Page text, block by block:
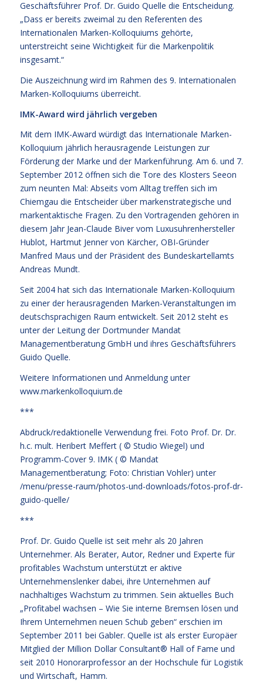
Geschäftsführer Prof. Dr. Guido Quelle die Entscheidung.
„Dass er bereits zweimal zu den Referenten des
Internationalen Marken-Kolloquiums gehörte,
unterstreicht seine Wichtigkeit für die Markenpolitik
insgesamt.“
Die Auszeichnung wird im Rahmen des 9. Internationalen
Marken-Kolloquiums überreicht.
IMK-Award wird jährlich vergeben
Mit dem IMK-Award würdigt das Internationale Marken-
Kolloquium jährlich herausragende Leistungen zur
Förderung der Marke und der Markenführung. Am 6. und 7.
September 2012 öffnen sich die Tore des Klosters Seeon
zum neunten Mal: Abseits vom Alltag treffen sich im
Chiemgau die Entscheider über markenstrategische und
markentaktische Fragen. Zu den Vortragenden gehören in
diesem Jahr Jean-Claude Biver vom Luxusuhrenhersteller
Hublot, Hartmut Jenner von Kärcher, OBI-Gründer
Manfred Maus und der Präsident des Bundeskartellamts
Andreas Mundt.
Seit 2004 hat sich das Internationale Marken-Kolloquium
zu einer der herausragenden Marken-Veranstaltungen im
deutschsprachigen Raum entwickelt. Seit 2012 steht es
unter der Leitung der Dortmunder Mandat
Managementberatung GmbH und ihres Geschäftsführers
Guido Quelle.
Weitere Informationen und Anmeldung unter
www.markenkolloquium.de
***
Abdruck/redaktionelle Verwendung frei. Foto Prof. Dr. Dr.
h.c. mult. Heribert Meffert ( © Studio Wiegel) und
Programm-Cover 9. IMK ( © Mandat
Managementberatung; Foto: Christian Vohler) unter
/menu/presse-raum/photos-und-downloads/fotos-prof-dr-
guido-quelle/
***
Prof. Dr. Guido Quelle ist seit mehr als 20 Jahren
Unternehmer. Als Berater, Autor, Redner und Experte für
profitables Wachstum unterstützt er aktive
Unternehmenslenker dabei, ihre Unternehmen auf
nachhaltiges Wachstum zu trimmen. Sein aktuelles Buch
„Profitabel wachsen – Wie Sie interne Bremsen lösen und
Ihrem Unternehmen neuen Schub geben“ erschien im
September 2011 bei Gabler. Quelle ist als erster Europäer
Mitglied der Million Dollar Consultant® Hall of Fame und
seit 2010 Honorarprofessor an der Hochschule für Logistik
und Wirtschaft, Hamm.